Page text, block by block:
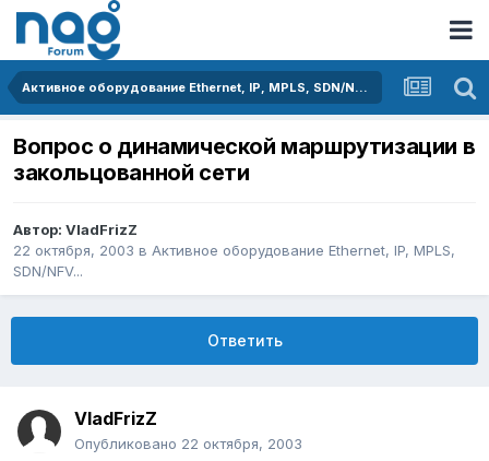
Активное оборудование Ethernet, IP, MPLS, SDN/NFV...
Вопрос о динамической маршрутизации в
закольцованной сети
Автор: VladFrizZ
22 октября, 2003 в Активное оборудование Ethernet, IP, MPLS,
SDN/NFV...
Ответить
VladFrizZ
Опубликовано 22 октября, 2003